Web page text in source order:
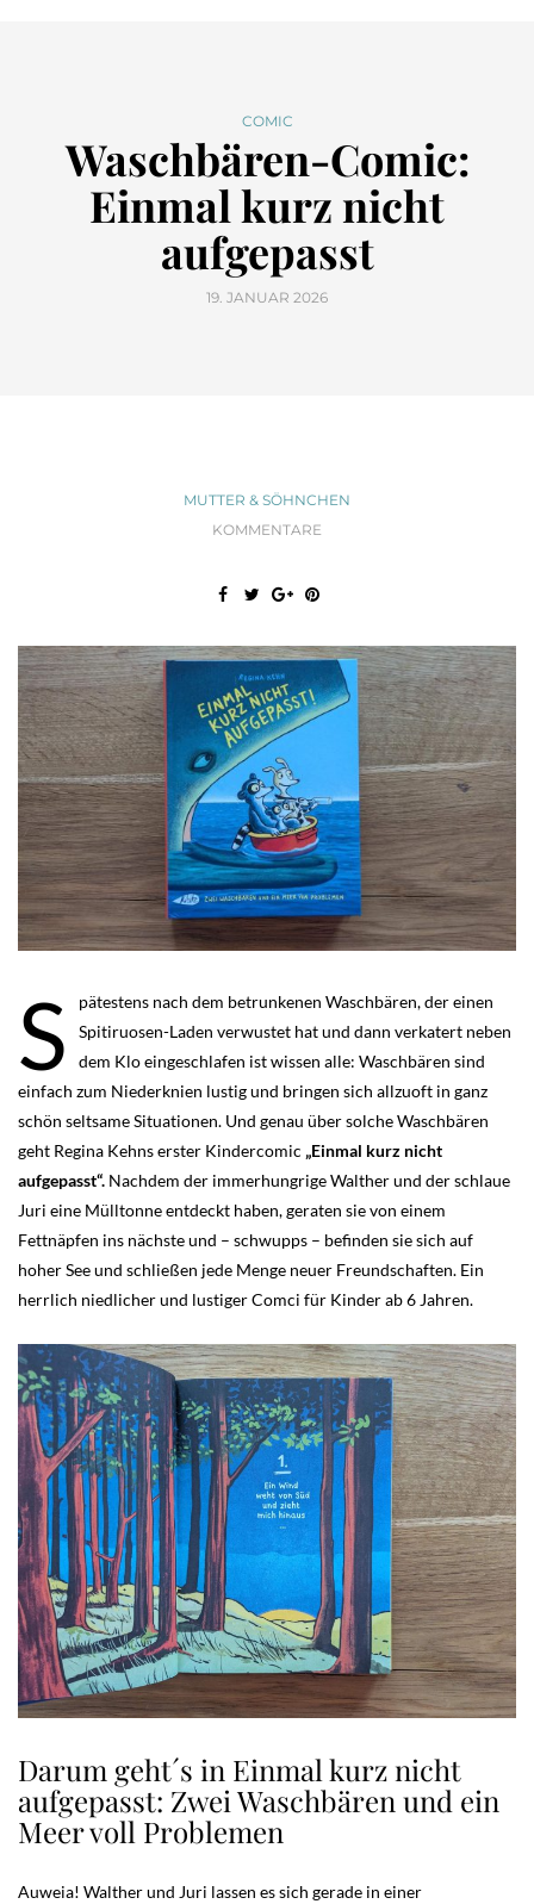
COMIC
Waschbären-Comic:
Einmal kurz nicht
aufgepasst
19. JANUAR 2026
MUTTER & SÖHNCHEN
KOMMENTARE
S
pätestens nach dem betrunkenen Waschbären, der einen
Spitiruosen-Laden verwustet hat und dann verkatert neben
dem Klo eingeschlafen ist wissen alle: Waschbären sind
einfach zum Niederknien lustig und bringen sich allzuoft in ganz
schön seltsame Situationen. Und genau über solche Waschbären
geht Regina Kehns erster Kindercomic „Einmal kurz nicht
aufgepasst“. Nachdem der immerhungrige Walther und der schlaue
Juri eine Mülltonne entdeckt haben, geraten sie von einem
Fettnäpfen ins nächste und – schwupps – befinden sie sich auf
hoher See und schließen jede Menge neuer Freundschaften. Ein
herrlich niedlicher und lustiger Comci für Kinder ab 6 Jahren.
Darum geht´s in Einmal kurz nicht
aufgepasst: Zwei Waschbären und ein
Meer voll Problemen
Auweia! Walther und Juri lassen es sich gerade in einer